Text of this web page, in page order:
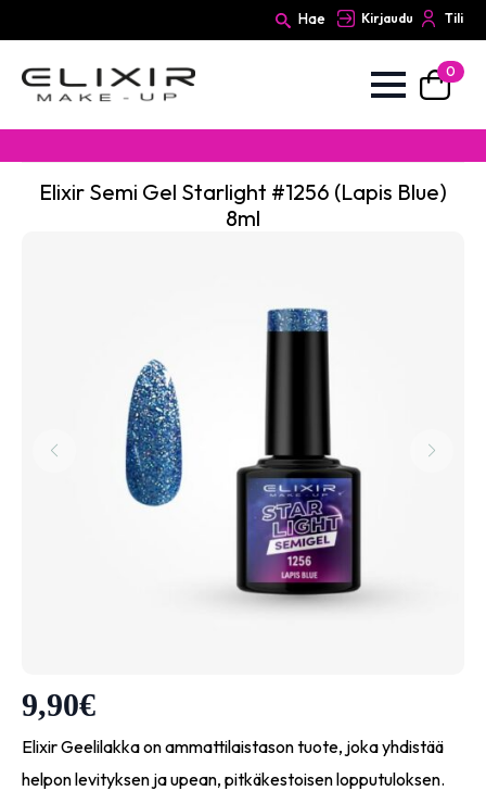
Hae Kirjaudu Tili
0
Elixir Semi Gel Starlight #1256 (Lapis Blue)
8ml
9,90€
Elixir Geelilakka on ammattilaistason tuote, joka yhdistää
helpon levityksen ja upean, pitkäkestoisen lopputuloksen.